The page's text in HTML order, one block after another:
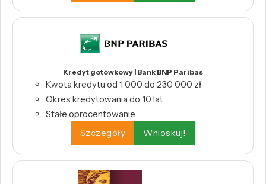
Kredyt gotówkowy | Bank BNP Paribas
Kwota kredytu od 1 000 do 230 000 zł
Okres kredytowania do 10 lat
Stałe oprocentowanie
Szczegóły
Wnioskuj!